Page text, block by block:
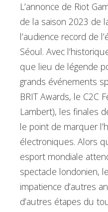
L’annonce de Riot
de la saison 2023 de
l’audience record de
Séoul. Avec
que lieu de légende
grands événements
BRIT Awards, le C2C
Lambert), les finales
le point de marquer
électroniques. Alors
esport mondiale
spectacle londonien,
impatience d’autres
d’autres étapes du